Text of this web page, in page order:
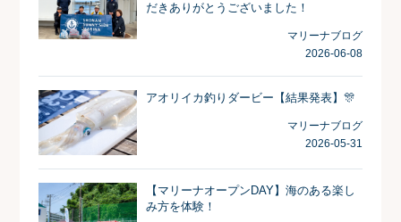
だきありがとうございました！
マリーナブログ
2026-06-08
アオリイカ釣りダービー【結果発表】🎊
マリーナブログ
2026-05-31
【マリーナオープンDAY】海のある楽し
み方を体験！